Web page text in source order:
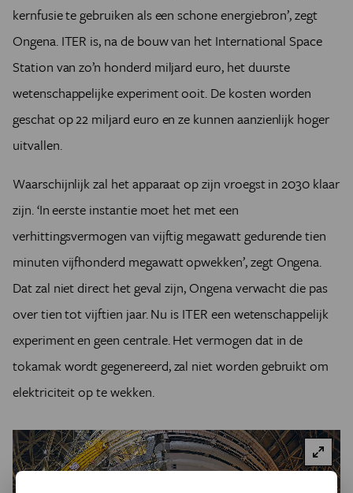
kernfusie te gebruiken als een schone energiebron’, zegt
Ongena. ITER is, na de bouw van het International Space
Station van zo’n honderd miljard euro, het duurste
wetenschappelijke experiment ooit. De kosten worden
geschat op 22 miljard euro en ze kunnen aanzienlijk hoger
uitvallen.
Waarschijnlijk zal het apparaat op zijn vroegst in 2030 klaar
zijn. ‘In eerste instantie moet het met een
verhittingsvermogen van vijftig megawatt gedurende tien
minuten vijfhonderd megawatt opwekken’, zegt Ongena.
Dat zal niet direct het geval zijn, Ongena verwacht die pas
over tien tot vijftien jaar. Nu is ITER een wetenschappelijk
experiment en geen centrale. Het vermogen dat in de
tokamak wordt gegenereerd, zal niet worden gebruikt om
elektriciteit op te wekken.